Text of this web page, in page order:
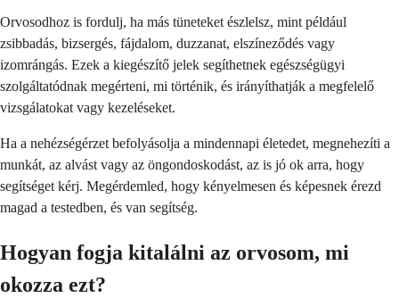
Orvosodhoz is fordulj, ha más tüneteket észlelsz, mint például
zsibbadás, bizsergés, fájdalom, duzzanat, elszíneződés vagy
izomrángás. Ezek a kiegészítő jelek segíthetnek egészségügyi
szolgáltatódnak megérteni, mi történik, és irányíthatják a megfelelő
vizsgálatokat vagy kezeléseket.
Ha a nehézségérzet befolyásolja a mindennapi életedet, megnehezíti a
munkát, az alvást vagy az öngondoskodást, az is jó ok arra, hogy
segítséget kérj. Megérdemled, hogy kényelmesen és képesnek érezd
magad a testedben, és van segítség.
Hogyan fogja kitalálni az orvosom, mi
okozza ezt?